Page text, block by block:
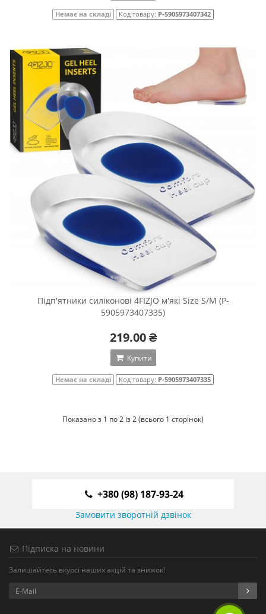
Немає на складі Код товару: P-5905973407342
Підп'ятники силіконові 4FIZJO м'які Size S/M (P-
5905973407335)
219.00 ₴
Купити
Немає на складі Код товару: P-5905973407335
Показано з 1 по 2 із 2 (всього 1 сторінок)
+380 (98) 187-93-24
Замовити зворотній дзвінок
Підписка на новини
Залишайтесь вкурсі наших акцій та знижок!